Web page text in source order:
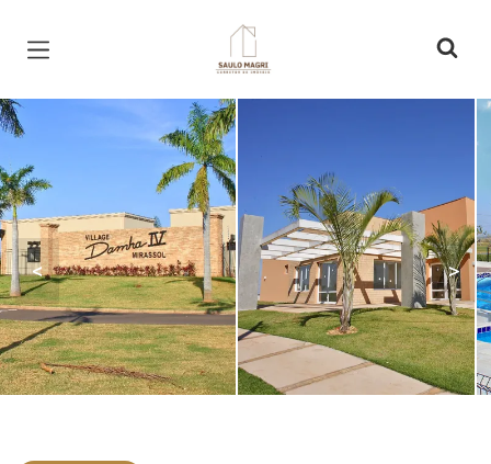
Página inicial
< >